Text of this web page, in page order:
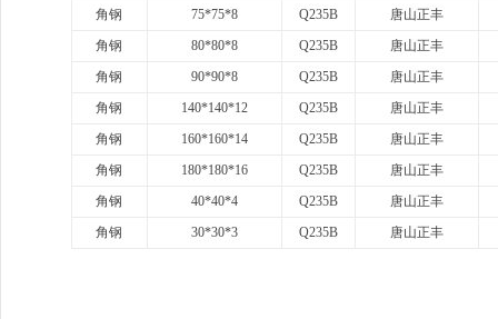
角钢
75*75*8 Q235B
唐山正丰
角钢
80*80*8 Q235B
唐山正丰
角钢
90*90*8 Q235B
唐山正丰
角钢
140*140*12 Q235B
唐山正丰
角钢
160*160*14 Q235B
唐山正丰
角钢
180*180*16 Q235B
唐山正丰
角钢
40*40*4 Q235B
唐山正丰
角钢
30*30*3 Q235B 唐山正丰